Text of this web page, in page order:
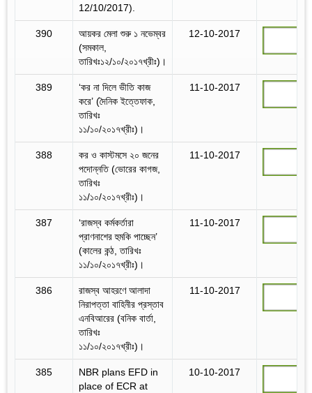
12/10/2017).
390
আয়কর মেলা শুরু ১ নভেম্বর
(সমকাল,
তারিখঃ১২/১০/২০১৭খ্রীঃ)।
12-10-2017
389
‘কর না দিলে ভীতি কাজ
করে’ (দৈনিক ইত্তেফাক,
তারিখঃ
১১/১০/২০১৭খ্রীঃ)।
11-10-2017
388
কর ও কাস্টমসে ২০ জনের
পদোন্নতি (ভোরের কাগজ,
তারিখঃ
১১/১০/২০১৭খ্রীঃ)।
11-10-2017
387
‘রাজস্ব কর্মকর্তারা
প্রাণনাশের হুমকি পাচ্ছেন’
(কালের কন্ঠ, তারিখঃ
১১/১০/২০১৭খ্রীঃ)।
11-10-2017
386
রাজস্ব আহরণে আলাদা
নিরাপত্তা বাহিনীর প্রস্তাব
এনবিআরের (বনিক বার্তা,
তারিখঃ
১১/১০/২০১৭খ্রীঃ)।
11-10-2017
385
NBR plans EFD in
place of ECR at
10-10-2017